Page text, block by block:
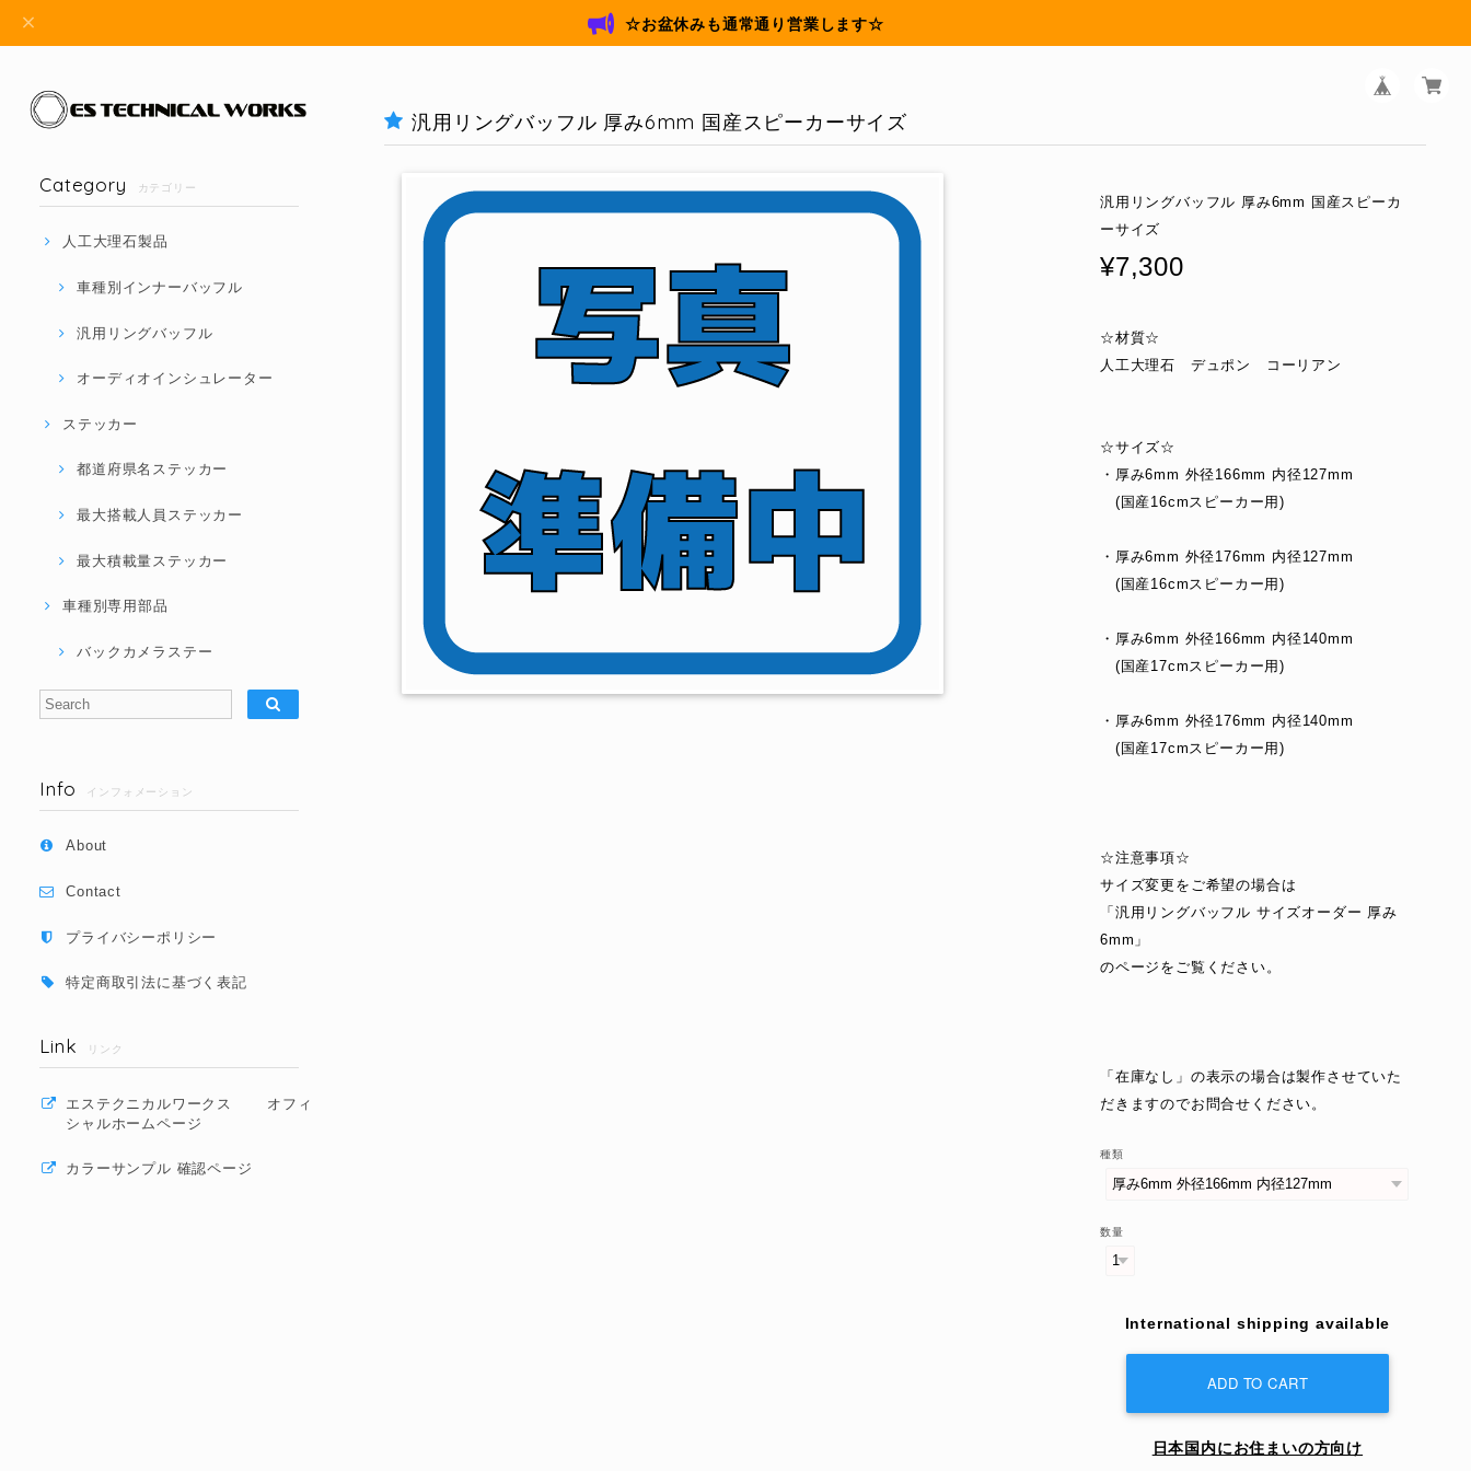
☆お盆休みも通常通り営業します☆
Category カテゴリー
人工大理石製品
車種別インナーバッフル
汎用リングバッフル
オーディオインシュレーター
ステッカー
都道府県名ステッカー
最大搭載人員ステッカー
最大積載量ステッカー
車種別専用部品
バックカメラステー
Info インフォメーション
About
Contact
プライバシーポリシー
特定商取引法に基づく表記
Link リンク
エステクニカルワークス オフィ
シャルホームページ
カラーサンプル 確認ページ
汎用リングバッフル 厚み6mm 国産スピーカーサイズ
汎用リングバッフル 厚み6mm 国産スピーカ
ーサイズ
¥7,300
☆材質☆
人工大理石 デュポン コーリアン
☆サイズ☆
・厚み6mm 外径166mm 内径127mm
(国産16cmスピーカー用)
・厚み6mm 外径176mm 内径127mm
(国産16cmスピーカー用)
・厚み6mm 外径166mm 内径140mm
(国産17cmスピーカー用)
・厚み6mm 外径176mm 内径140mm
(国産17cmスピーカー用)
☆注意事項☆
サイズ変更をご希望の場合は
「汎用リングバッフル サイズオーダー 厚み
6mm」
のページをご覧ください。
「在庫なし」の表示の場合は製作させていた
だきますのでお問合せください。
種類
数量
International shipping available
ADD TO CART
日本国内にお住まいの方向け